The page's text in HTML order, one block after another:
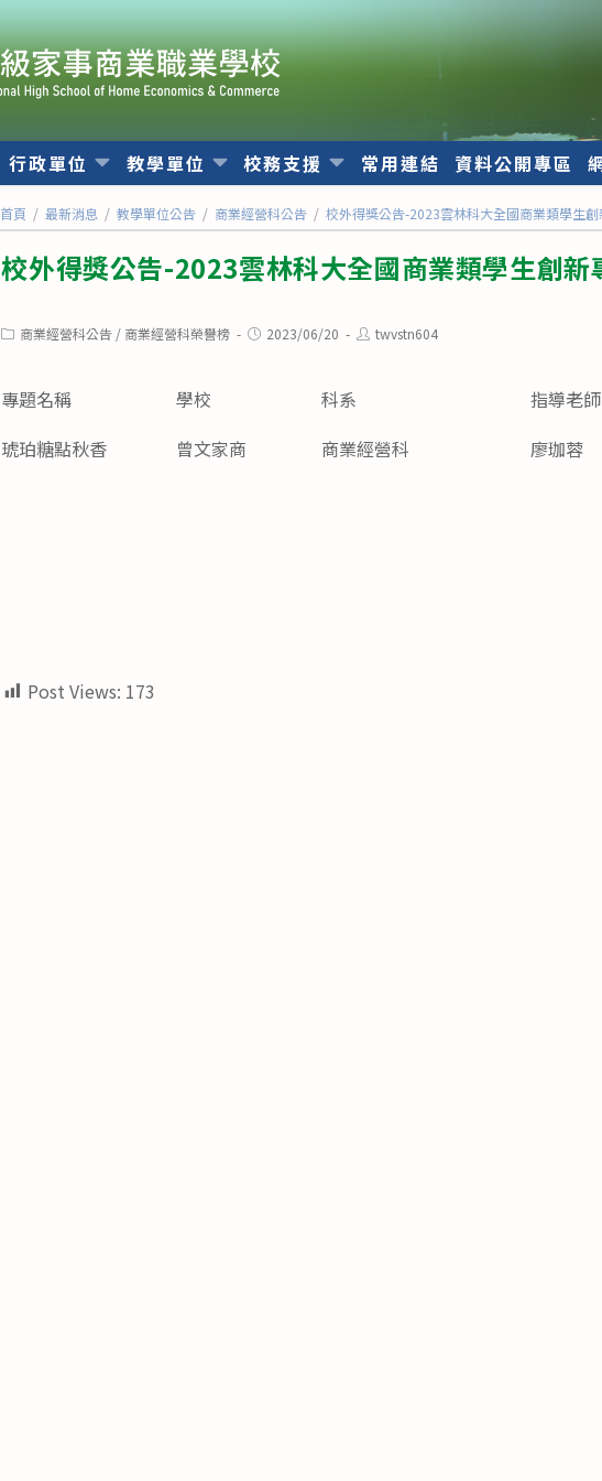
行政單位 教學單位 校務支援 常用連結 資料公開專區
首頁 / 最新消息 / 教學單位公告 / 商業經營科公告 / 校外得獎公告-2023雲林科大全國商業類學生創
校外得獎公告-2023雲林科大全國商業類學生創新
Post商業經營科公告 / 商業經營科榮譽榜
Post2023/06/20
Posttwvstn604
專題名稱 學校 科系 指導老師
琥珀糖點秋香
曾文家商 商業經營科 廖珈蓉
Post Views: 173